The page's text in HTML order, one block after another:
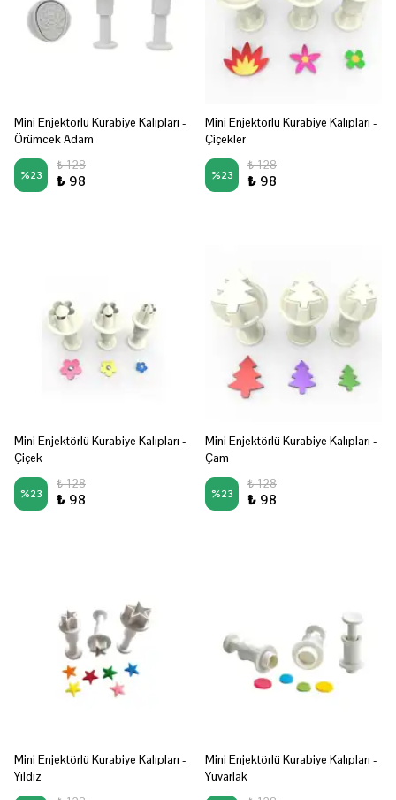
Mini Enjektörlü Kurabiye Kalıpları -
Örümcek Adam
%23
₺ 128
₺ 98
Mini Enjektörlü Kurabiye Kalıpları -
Çiçekler
%23
₺ 128
₺ 98
Mini Enjektörlü Kurabiye Kalıpları -
Çiçek
%23
₺ 128
₺ 98
Mini Enjektörlü Kurabiye Kalıpları -
Çam
%23
₺ 128
₺ 98
Mini Enjektörlü Kurabiye Kalıpları -
Yıldız
Mini Enjektörlü Kurabiye Kalıpları -
Yuvarlak